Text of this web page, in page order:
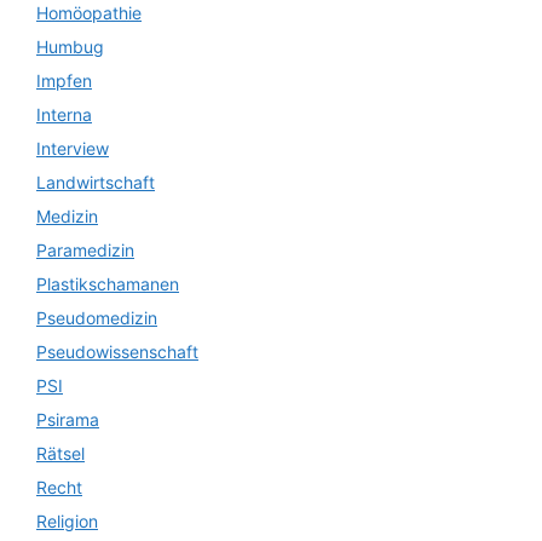
Homöopathie
Humbug
Impfen
Interna
Interview
Landwirtschaft
Medizin
Paramedizin
Plastikschamanen
Pseudomedizin
Pseudowissenschaft
PSI
Psirama
Rätsel
Recht
Religion